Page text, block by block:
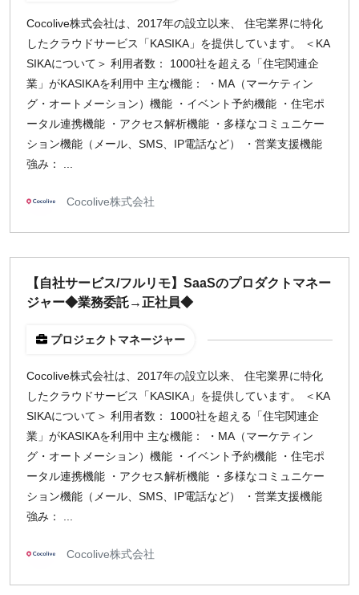
Cocolive株式会社は、2017年の設立以来、 住宅業界に特化
したクラウドサービス「KASIKA」を提供しています。 ＜KA
SIKAについて＞ 利用者数： 1000社を超える「住宅関連企
業」がKASIKAを利用中 主な機能： ・MA（マーケティン
グ・オートメーション）機能 ・イベント予約機能 ・住宅ポ
ータル連携機能 ・アクセス解析機能 ・多様なコミュニケー
ション機能（メール、SMS、IP電話など） ・営業支援機能
強み： ...
Cocolive株式会社
【自社サービス/フルリモ】SaaSのプロダクトマネー
ジャー◆業務委託→正社員◆
プロジェクトマネージャー
Cocolive株式会社は、2017年の設立以来、 住宅業界に特化
したクラウドサービス「KASIKA」を提供しています。 ＜KA
SIKAについて＞ 利用者数： 1000社を超える「住宅関連企
業」がKASIKAを利用中 主な機能： ・MA（マーケティン
グ・オートメーション）機能 ・イベント予約機能 ・住宅ポ
ータル連携機能 ・アクセス解析機能 ・多様なコミュニケー
ション機能（メール、SMS、IP電話など） ・営業支援機能
強み： ...
Cocolive株式会社